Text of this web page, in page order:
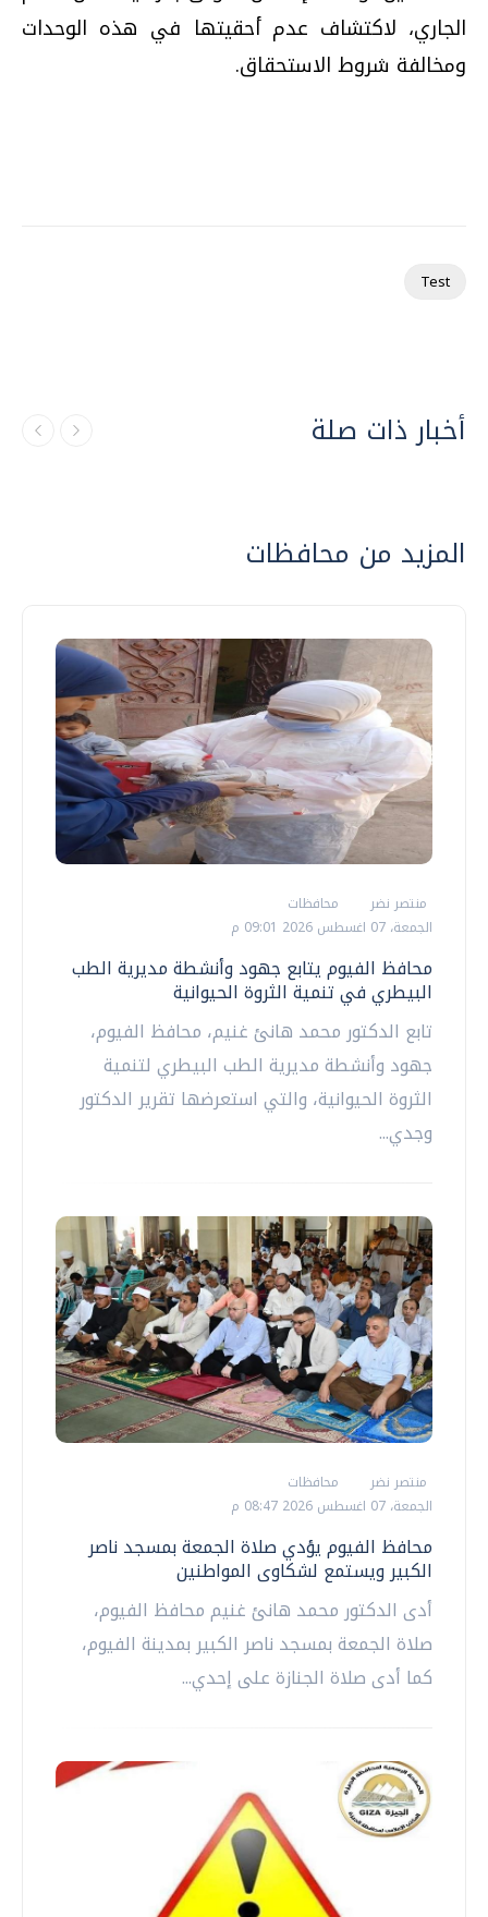
الجاري، لاكتشاف عدم أحقيتها في هذه الوحدات
ومخالفة شروط الاستحقاق.
Test
أخبار ذات صلة
المزيد من محافظات
منتصر نضر
محافظات
الجمعة، 07 اغسطس 2026 09:01 م
محافظ الفيوم يتابع جهود وأنشطة مديرية الطب
البيطري في تنمية الثروة الحيوانية
تابع الدكتور محمد هانئ غنيم، محافظ الفيوم،
جهود وأنشطة مديرية الطب البيطري لتنمية
الثروة الحيوانية، والتي استعرضها تقرير الدكتور
وجدي...
منتصر نضر
محافظات
الجمعة، 07 اغسطس 2026 08:47 م
محافظ الفيوم يؤدي صلاة الجمعة بمسجد ناصر
الكبير ويستمع لشكاوى المواطنين
أدى الدكتور محمد هانئ غنيم محافظ الفيوم،
صلاة الجمعة بمسجد ناصر الكبير بمدينة الفيوم،
كما أدى صلاة الجنازة على إحدي...